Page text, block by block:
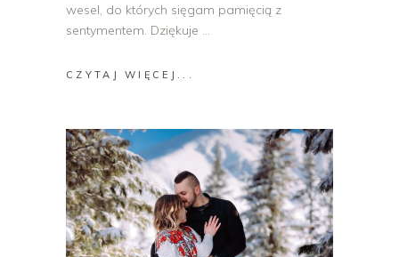
wesel, do których sięgam pamięcią z
sentymentem. Dziękuje
CZYTAJ WIĘCEJ...